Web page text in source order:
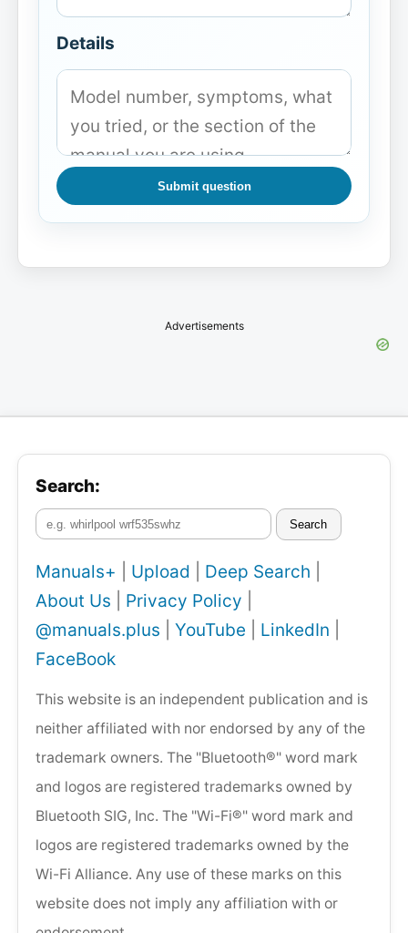
Details
Submit question
Advertisements
Search:
Search
Manuals+ Upload Deep Search
About Us
Privacy Policy
@manuals.plus
YouTube LinkedIn
FaceBook
This website is an independent publication and is
neither affiliated with nor endorsed by any of the
trademark owners. The "Bluetooth®" word mark
and logos are registered trademarks owned by
Bluetooth SIG, Inc. The "Wi-Fi®" word mark and
logos are registered trademarks owned by the
Wi-Fi Alliance. Any use of these marks on this
website does not imply any affiliation with or